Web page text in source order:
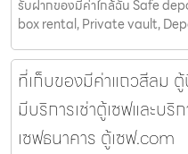
รับฝากของมีค่าใกล้ฉัน Safe
box rental, Private vault,
ที่เก็บของมีค่าแถวสีลม
มีบริการเช่าตู้เซฟและบ
เซฟธนาคาร ตู้เซฟ.com